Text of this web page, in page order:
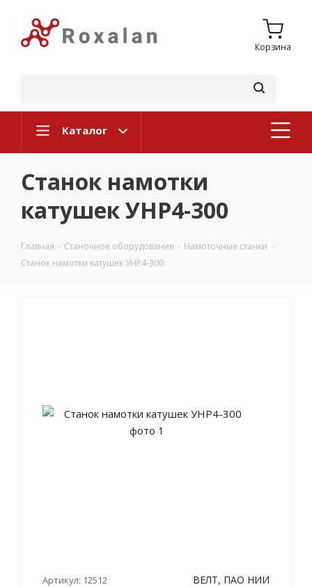
Корзина
Каталог
Станок намотки
катушек УНР4-300
Главная - Станочное оборудование - Намоточные станки -
Станок намотки катушек УНР4-300
Артикул: 12512 ВЕЛТ, ПАО НИИ